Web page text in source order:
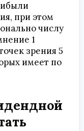
при этом
числу
1
зрения 5
имеет по